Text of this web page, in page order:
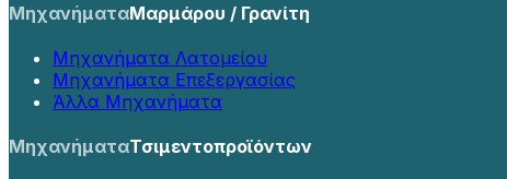
ΜηχανήματαΜαρμάρου / Γρανίτη
Μηχανήματα Λατομείου
Μηχανήματα Επεξεργασίας
Άλλα Μηχανήματα
ΜηχανήματαΤσιμεντοπροϊόντων